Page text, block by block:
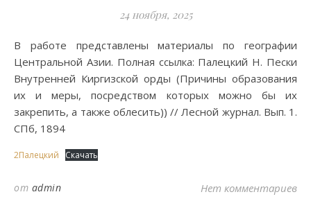
24 ноября, 2025
В работе представлены материалы по географии
Центральной Азии. Полная ссылка: Палецкий Н. Пески
Внутренней Киргизской орды (Причины образования
их и меры, посредством которых можно бы их
закрепить, а также облесить)) // Лесной журнал. Вып. 1.
СПб, 1894
2Палецкий Скачать
от admin Нет комментариев